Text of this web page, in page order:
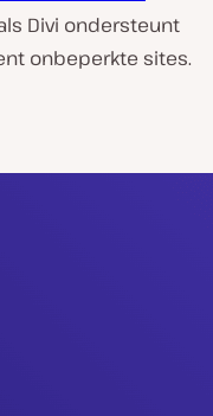
Divi ondersteunt
onbeperkte sites.